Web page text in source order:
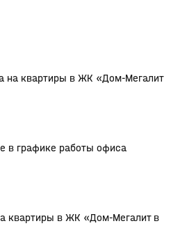
на квартиры в ЖК «Дом-Мегалит
в графике работы офиса
квартиры в ЖК «Дом-Мегалит в